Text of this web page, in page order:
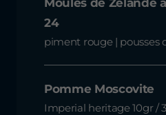
24
piment rouge | pousses
Pomme Moscovite
Imperial heritage 10gr /